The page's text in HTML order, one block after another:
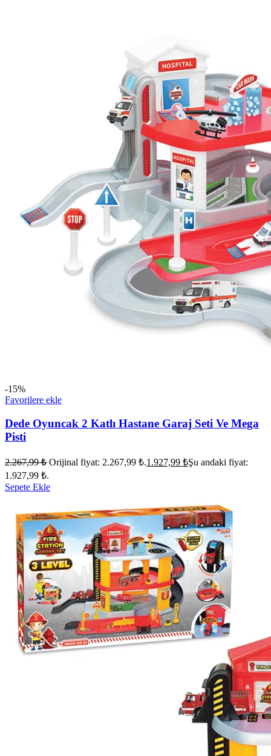
-15%
Favorilere ekle
Dede Oyuncak 2 Katlı Hastane Garaj Seti Ve Mega
Pisti
2.267,99₺ Orijinal fiyat: 2.267,99 ₺.1.927,99 ₺Şu andaki fiyat:
1.927,99 ₺.
Sepete Ekle